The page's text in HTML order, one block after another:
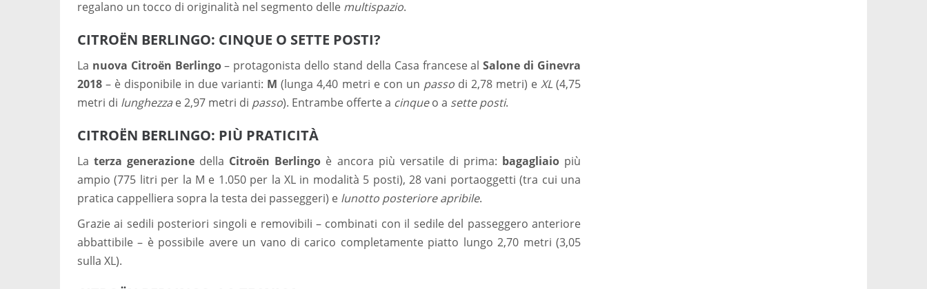
regalano un tocco di originalità nel segmento delle multispazio.
CITROËN BERLINGO: CINQUE O SETTE POSTI?
La nuova Citroën Berlingo– protagonista dello stand della Casa francese alSalone di Ginevra
2018 – è disponibile in due varianti: M (lunga 4,40 metri e con un passodi 2,78 metri) e XL(4,75
metri di lunghezzae 2,97 metri di passo). Entrambe offerte a cinqueo a sette posti.
CITROËN BERLINGO: PIÙ PRATICITÀ
Laterza generazione della Citroën Berlingo è ancora più versatile di prima: bagagliaiopiù
ampio (775 litri per la M e 1.050 per la XL in modalità 5 posti), 28 vani portaoggetti (tra cui una
pratica cappelliera sopra la testa dei passeggeri) e lunotto posteriore apribile.
Grazie ai sedili posteriori singoli e removibili – combinati con il sedile del passeggero anteriore
abbattibile – è possibile avere un vano di carico completamente piatto lungo 2,70 metri (3,05
sulla XL).